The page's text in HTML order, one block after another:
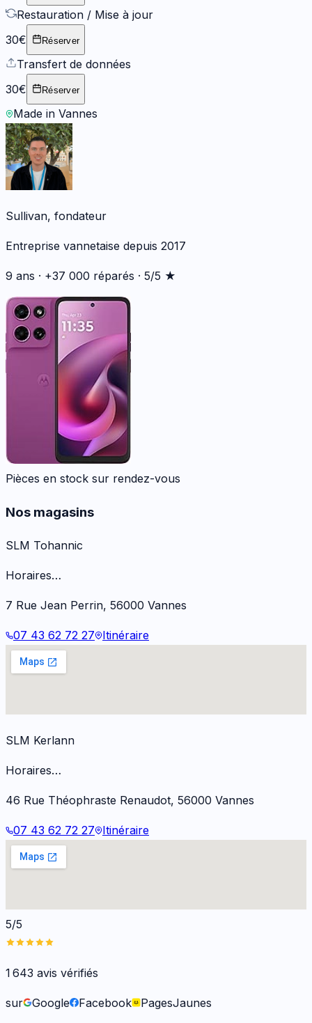
Restauration / Mise à jour
30€
Réserver
Transfert de données
30€
Réserver
Made in Vannes
Sullivan, fondateur
Entreprise vannetaise depuis 2017
9 ans · +37 000 réparés · 5/5 ★
Pièces en stock sur rendez-vous
Nos magasins
SLM Tohannic
Horaires…
7 Rue Jean Perrin, 56000 Vannes
07 43 62 72 27 Itinéraire
SLM Kerlann
Horaires…
46 Rue Théophraste Renaudot, 56000 Vannes
07 43 62 72 27 Itinéraire
5/5
1 643 avis vérifiés
sur Google Facebook PagesJaunes